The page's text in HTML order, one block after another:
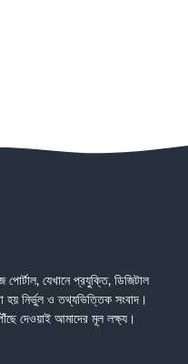
যেখানে প্রযুক্তি, ডিজিটাল
হয় নির্ভুল ও তথ্যভিত্তিক সংবাদ।
দেওয়াই আমাদের মূল লক্ষ্য।